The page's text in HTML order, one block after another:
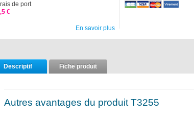
de port
€
En savoir plus
Descriptif Fiche produit
Autres avantages du produit T3255